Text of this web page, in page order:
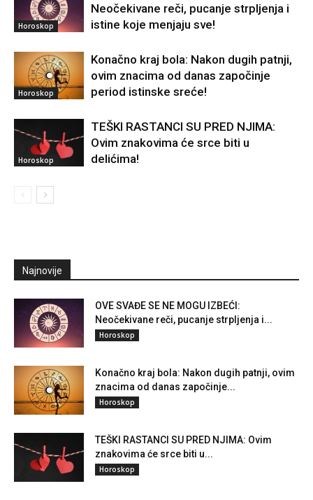
Horoskop
Neočekivane reči, pucanje strpljenja i
istine koje menjaju sve!
Horoskop
Konačno kraj bola: Nakon dugih patnji,
ovim znacima od danas započinje
period istinske sreće!
Horoskop
TEŠKI RASTANCI SU PRED NJIMA:
Ovim znakovima će srce biti u
delićima!
Najnovije
OVE SVAĐE SE NE MOGU IZBEĆI:
Neočekivane reči, pucanje strpljenja i...
Horoskop
Konačno kraj bola: Nakon dugih patnji, ovim
znacima od danas započinje...
Horoskop
TEŠKI RASTANCI SU PRED NJIMA: Ovim
znakovima će srce biti u...
Horoskop